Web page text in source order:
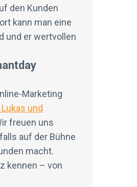
den Kunden
kann man eine
und er wertvollen
Marketing
und
freuen uns
auf der Bühne
macht.
kennen – von